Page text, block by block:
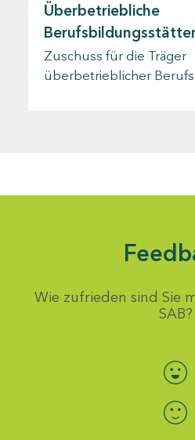
Überbetriebliche
Zuschuss für die Träger
überbetrieblicher
Wie zufrieden sind Sie
SAB?